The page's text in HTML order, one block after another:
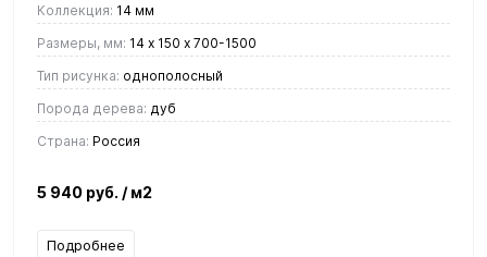
Коллекция: 14 мм
Размеры, мм: 14 х 150 х 700-1500
Тип рисунка: однополосный
Порода дерева: дуб
Страна: Россия
5 940 руб. / м2
Подробнее